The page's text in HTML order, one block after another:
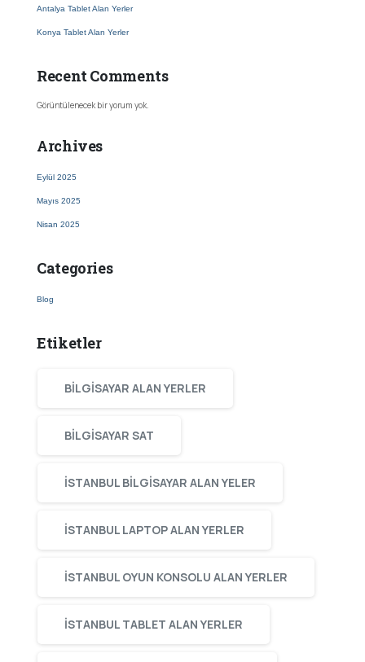
Antalya Tablet Alan Yerler
Konya Tablet Alan Yerler
Recent Comments
Görüntülenecek bir yorum yok.
Archives
Eylül 2025
Mayıs 2025
Nisan 2025
Categories
Blog
Etiketler
BILGISAYAR ALAN YERLER
BILGISAYAR SAT
ISTANBUL BILGISAYAR ALAN YELER
ISTANBUL LAPTOP ALAN YERLER
ISTANBUL OYUN KONSOLU ALAN YERLER
ISTANBUL TABLET ALAN YERLER